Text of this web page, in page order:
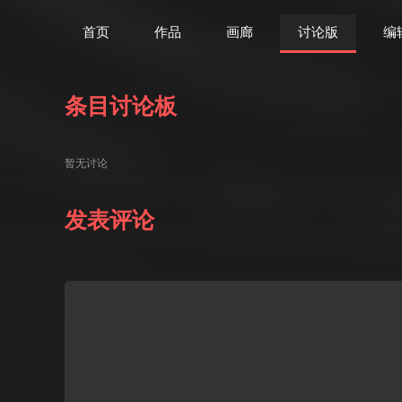
首页 作品 画廊 讨论版 编
条目讨论板
暂无讨论
发表评论